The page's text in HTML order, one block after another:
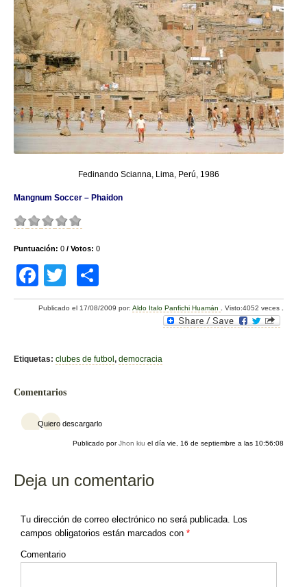
Fedinando Scianna, Lima, Perú, 1986
Mangnum Soccer – Phaidon
Puntuación: 0 / Votos: 0
F
a
b
o
o
k
wi o
ar
Publicado el 17/08/2009 por:Aldo Italo Panfichi Huamán Visto:4052 veces
Etiquetas: clubes de futbol , democracia
Comentarios
Quiero descargarlo
Publicado porJhon kiu el díavie, 16 de septiembre a las 10:56:08
Deja un comentario
Tu dirección de correo electrónico no será publicada. Los
campos obligatorios están marcados con *
Comentario